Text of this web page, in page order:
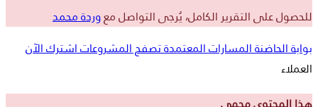
للحصول على التقرير الكامل، يُرجى التواصل معوردة محمد
بوابة الحاضنةالمسارات المعتمدةتصفح المشروعاتاشترك الآن
العملاء